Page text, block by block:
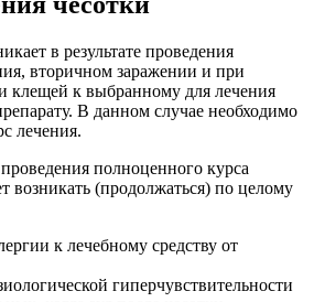
в результате проведения
вторичном заражении и при
клещей к выбранному для лечения
В данном случае необходимо
лечения.
полноценного курса
возникать (продолжаться) по целому
к лечебному средству от
гиперчувствительности